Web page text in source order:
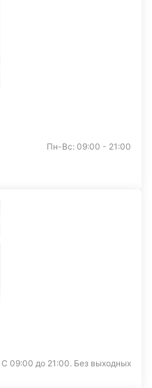
Пн-Вс: 09:00 - 21:00
С 09:00 до 21:00. Без выходных